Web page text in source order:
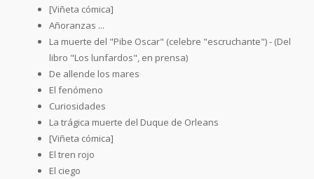
[Viñeta cómica]
Añoranzas ...
La muerte del "Pibe Oscar" (celebre "escruchante") - (Del
libro "Los lunfardos", en prensa)
De allende los mares
El fenómeno
Curiosidades
La trágica muerte del Duque de Orleans
[Viñeta cómica]
El tren rojo
El ciego